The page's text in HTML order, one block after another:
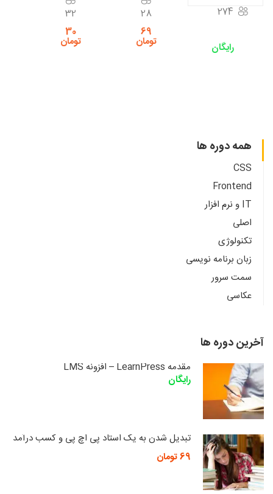
رایگان
28
69
تومان
32
30
تومان
همه دوره ها
CSS
Frontend
IT و نرم افزار
اصلی
تکنولوژی
زبان برنامه نویسی
سمت سرور
عکاسی
آخرین دوره ها
مقدمه LearnPress – افزونه LMS
رایگان
تبدیل شدن به یک استاد پی اچ پی و کسب درآمد
69 تومان